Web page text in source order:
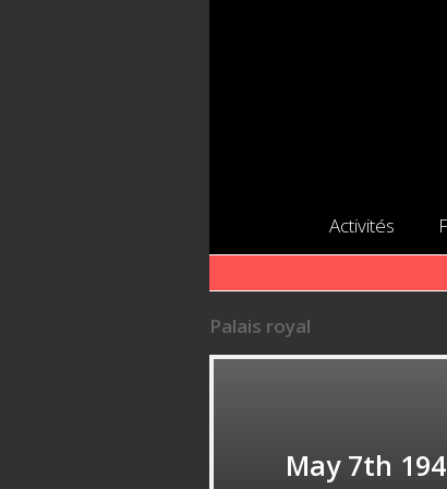
Activités
Palais royal
May 7th